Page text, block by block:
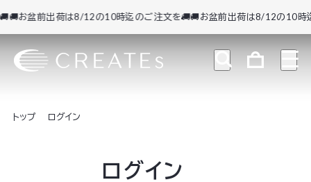
お盆前出荷は8/12の10時迄のご注文を🚚🚚お盆前出荷は8/12の10時迄
トップ ログイン
ログイン